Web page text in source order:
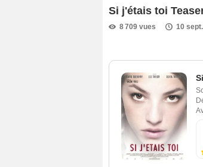
Si j'étais toi
8 709 vues 10